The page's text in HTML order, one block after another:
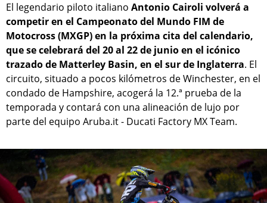
El legendario piloto italiano Antonio Cairoli volverá a
competir en el Campeonato del Mundo FIM de
Motocross (MXGP) en la próxima cita del calendario,
que se celebrará del 20 al 22 de junio en el icónico
trazado de Matterley Basin, en el sur de Inglaterra. El
circuito, situado a pocos kilómetros de Winchester, en el
condado de Hampshire, acogerá la 12.ª prueba de la
temporada y contará con una alineación de lujo por
parte del equipo Aruba.it - Ducati Factory MX Team.